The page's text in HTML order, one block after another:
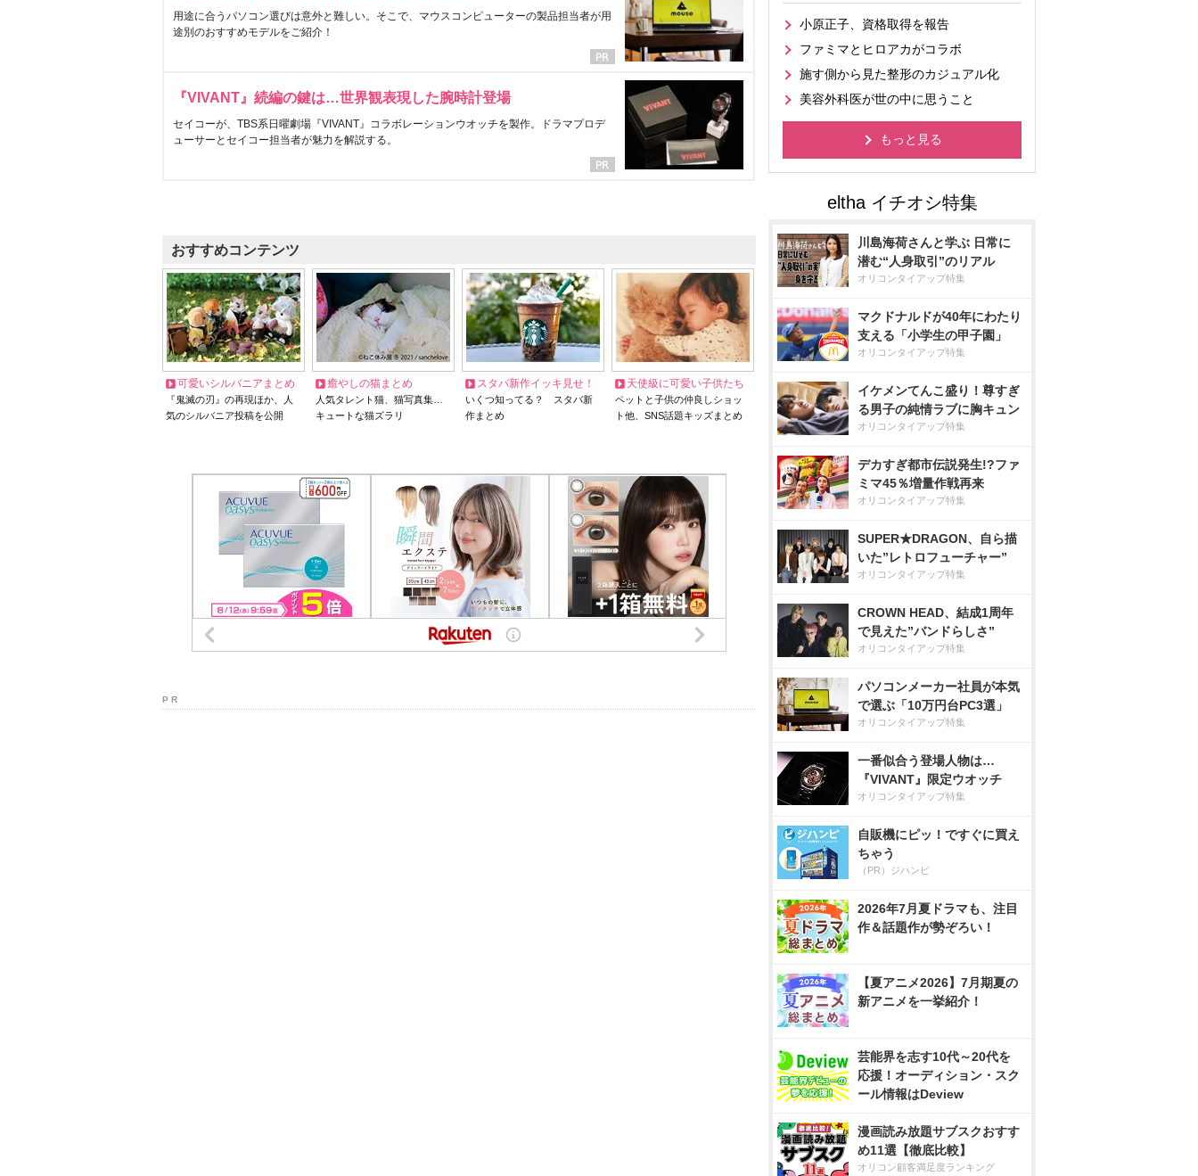
用途に合うパソコン選びは意外と難しい。そこで、マウスコンピューターの製品担当者が用
途別のおすすめモデルをご紹介！
『VIVANT』続編の鍵は…世界観表現した腕時計登場
セイコーが、TBS系日曜劇場『VIVANT』コラボレーションウオッチを製作。ドラマプロデ
ューサーとセイコー担当者が魅力を解説する。
おすすめコンテンツ
可愛いシルバニアまとめ
『鬼滅の刃』の再現ほか、人
気のシルバニア投稿を公開
癒やしの猫まとめ
人気タレント猫、猫写真集…
キュートな猫ズラリ
スタバ新作イッキ見せ！
いくつ知ってる？ スタバ新
作まとめ
天使級に可愛い子供たち
ペットと子供の仲良しショッ
ト他、SNS話題キッズまとめ
P R
小原正子、資格取得を報告
ファミマとヒロアカがコラボ
施す側から見た整形のカジュアル化
美容外科医が世の中に思うこと
もっと見る
川島海荷さんと学ぶ 日常に
潜む“人身取引”のリアル
オリコンタイアップ特集
マクドナルドが40年にわたり
支える「小学生の甲子園」
オリコンタイアップ特集
イケメンてんこ盛り！尊すぎ
る男子の純情ラブに胸キュン
オリコンタイアップ特集
デカすぎ都市伝説発生!?ファ
ミマ45％増量作戦再来
オリコンタイアップ特集
SUPER★DRAGON、自ら描
いた”レトロフューチャー”
オリコンタイアップ特集
CROWN HEAD、結成1周年
で見えた”バンドらしさ”
オリコンタイアップ特集
パソコンメーカー社員が本気
で選ぶ「10万円台PC3選」
オリコンタイアップ特集
一番似合う登場人物は…
『VIVANT』限定ウオッチ
オリコンタイアップ特集
自販機にピッ！ですぐに買え
ちゃう
（PR）ジハンピ
2026年7月夏ドラマも、注目
作＆話題作が勢ぞろい！
【夏アニメ2026】7月期夏の
新アニメを一挙紹介！
芸能界を志す10代～20代を
応援！オーディション・スク
ール情報はDeview
漫画読み放題サブスクおすす
め11選【徹底比較】
オリコン顧客満足度ランキング